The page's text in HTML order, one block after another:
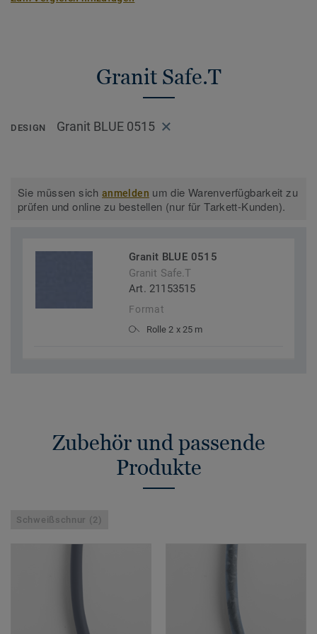
Granit Safe.T
DESIGN Granit BLUE 0515
Sie müssen sichanmelden um die Warenverfügbarkeit zu
prüfen und online zu bestellen (nur für Tarkett-Kunden).
Granit BLUE 0515
Granit Safe.T
Art. 21153515
Format
Rolle 2 x 25 m
Zubehör und passende
Produkte
Schweißschnur (2)